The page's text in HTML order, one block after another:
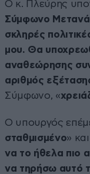
Ο κ. Πλεύρης
Σύμφωνο
σκληρές
μου. Θα
αναθεώρησης
αριθμός
Σύμφωνο, «
Ο υπουργός
σταθμισμένο»
να το ήθελα πιο
να τηρήσω αυτό